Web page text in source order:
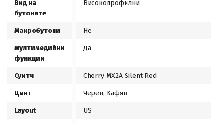
Вид на
бутоните
Високопрофилни
Макробутони Не
Мултимедийни
функции
Да
Суитч Cherry MX2A Silent Red
Цвят Черен, Кафяв
Layout US